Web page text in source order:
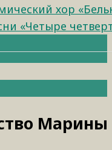
хор
«Четыре